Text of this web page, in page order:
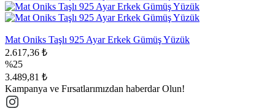
Mat Oniks Taşlı 925 Ayar Erkek Gümüş Yüzük
2.617,36 ₺
%25
3.489,81 ₺
Kampanya ve Fırsatlarımızdan haberdar Olun!